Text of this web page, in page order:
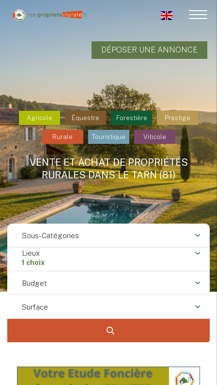
DÉPOSER UNE ANNONCE
Agricole Équestre Forestière Prestige
Rurale Touristique Viticole
VENTE ET ACHAT DE PROPRIÉTÉS
RURALES DANS LE TARN (81)
Sous-Catégories
Lieux
1 choix
Budget
Surface